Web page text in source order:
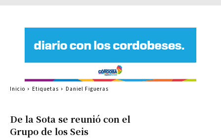
De la Sota se reunió con el
Grupo de los Seis
Inicio Etiquetas Daniel Figueras